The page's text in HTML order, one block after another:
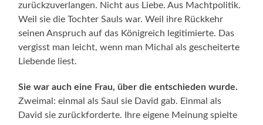
zurückzuverlangen. Nicht aus Liebe. Aus Machtpolitik.
Weil sie die Tochter Sauls war. Weil ihre Rückkehr
seinen Anspruch auf das Königreich legitimierte. Das
vergisst man leicht, wenn man Michal als gescheiterte
Liebende liest.
Sie war auch eine Frau, über die entschieden wurde.
Zweimal: einmal als Saul sie David gab. Einmal als
David sie zurückforderte. Ihre eigene Meinung spielte